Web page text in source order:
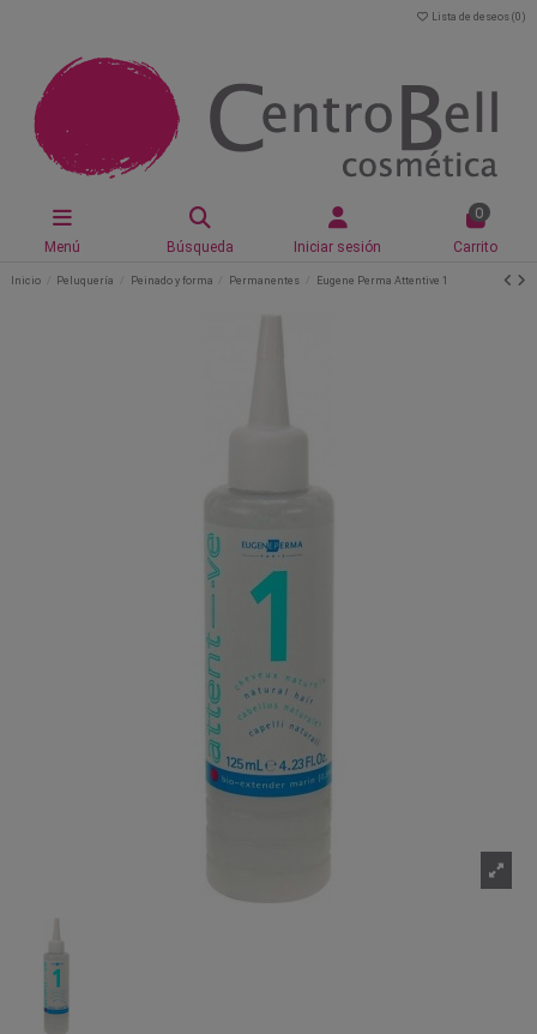
Lista de deseos (0 )
Menú Búsqueda Iniciar sesión
0
Carrito
Inicio Peluquería Peinado y forma Permanentes Eugene Perma Attentive 1